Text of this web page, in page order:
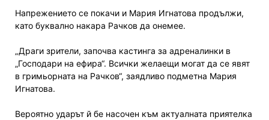
Напрежението се покачи и Мария Игнатова продължи,
като буквално накара Рачков да онемее.
„Драги зрители, започва кастинга за адреналинки в
„Господари на ефира“. Всички желаещи могат да се явят
в гримьорната на Рачков“, заядливо подметна Мария
Игнатова.
Вероятно ударът й бе насочен към актуалната приятелка